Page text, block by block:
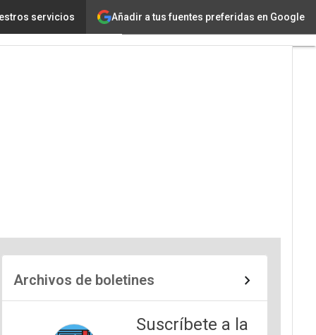
Añadir a tus fuentes preferidas en Google
servicios
Archivos de boletines
Suscríbete a la